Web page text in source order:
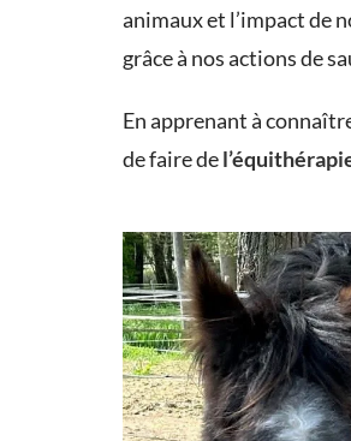
animaux et l’impact de
grâce à nos actions de
En apprenant à
de faire de